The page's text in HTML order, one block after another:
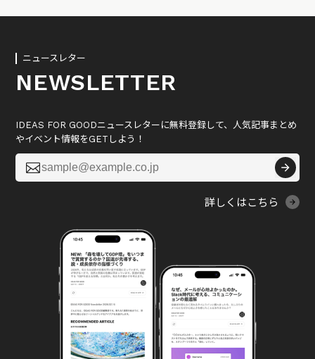
ニュースレター
NEWSLETTER
IDEAS FOR GOODニュースレターに無料登録して、人気記事まとめ
やイベント情報をGETしよう！

詳しくはこちら